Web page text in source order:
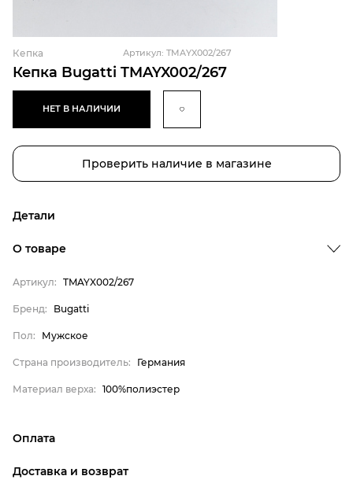
Кепка Bugatti TMAYX002/267
Кепка Артикул: TMAYX002/267
НЕТ В НАЛИЧИИ
Проверить наличие в магазине
Детали
Бренд
Пол
Страна производитель
Bugatti
Мужское
О товаре
Артикул: TMAYX002/267
Бренд: Bugatti
Пол: Мужское
Страна производитель: Германия
Материал верха: 100%полиэстер
Оплата
магазина
Доставка и возврат